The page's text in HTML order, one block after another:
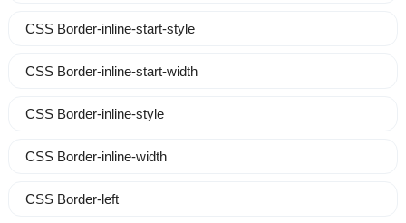
CSS Border-inline-start-style
CSS Border-inline-start-width
CSS Border-inline-style
CSS Border-inline-width
CSS Border-left